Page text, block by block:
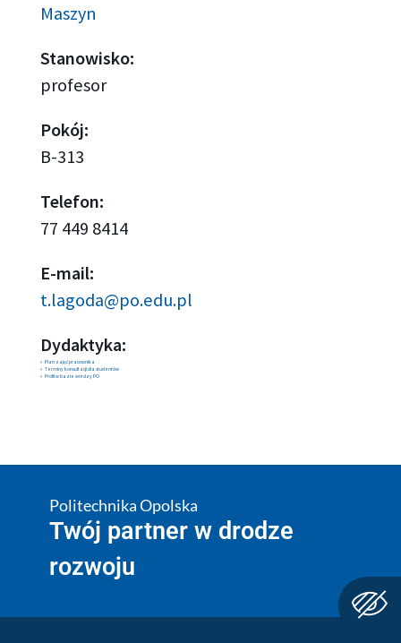
Maszyn
Stanowisko:
profesor
Pokój:
B-313
Telefon:
77 449 8414
E-mail:
t.lagoda@po.edu.pl
Dydaktyka:
Plan zajęć pracownika
Terminy konsultacji dla studentów
Profil w bazie wiedzy PO
Politechnika Opolska
Twój partner w drodze
rozwoju